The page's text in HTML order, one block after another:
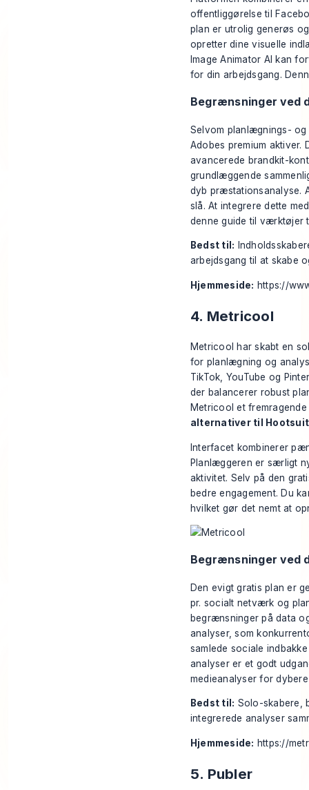
offentliggørelse til
plan er utrolig generøs
opretter dine visuelle
Image Animator AI kan
for din arbejdsgang.
Begrænsninger ved
Selvom planlægnings-
Adobes premium
avancerede brandkit-
grundlæggende
dyb præstationsanalyse.
slå. At integrere dette
denne guide til værktøjer
Bedst til:
arbejdsgang til at skabe
Hjemmeside: https://
4. Metricool
Metricool har skabt en
for planlægning og
TikTok, YouTube og
der balancerer robust
Metricool et
alternativer til
Interfacet kombinerer
Planlæggeren er særligt
aktivitet. Selv på den
bedre engagement. Du
hvilket gør det nemt at
Begrænsninger ved
Den evigt gratis plan er
pr. socialt netværk og
begrænsninger på data
analyser, som
samlede sociale
analyser er et godt
medieanalyser for dybere
Bedst til: Solo-skabere,
integrerede analyser
Hjemmeside: https://
5. Publer